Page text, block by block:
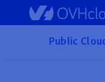
Skip to main content
Public